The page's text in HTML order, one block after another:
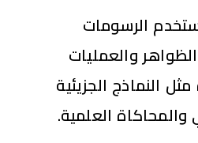
الرسومات
والعمليات
النماذج الجزيئية
والمحاكاة العلمية.